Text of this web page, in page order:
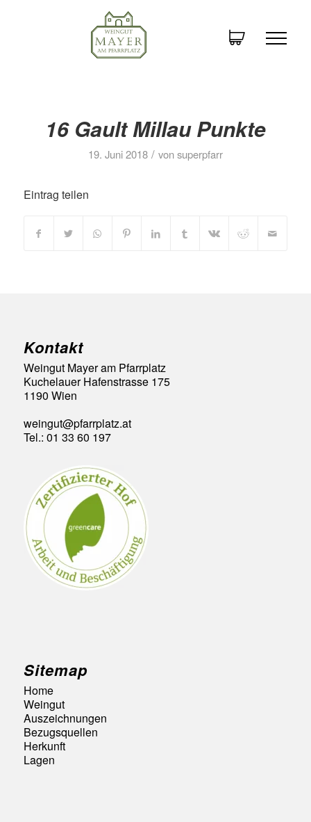
16 Gault Millau Punkte
19. Juni 2018 / vonsuperpfarr
Eintrag teilen
Kontakt
Weingut Mayer am Pfarrplatz
Kuchelauer Hafenstrasse 175
1190 Wien
weingut@pfarrplatz.at
Tel.: 01 33 60 197
Sitemap
Home
Weingut
Auszeichnungen
Bezugsquellen
Herkunft
Lagen